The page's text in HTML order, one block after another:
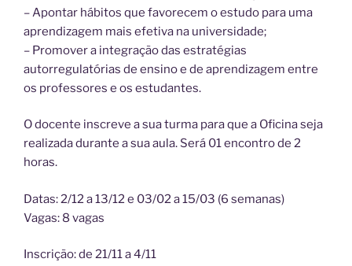
– Apontar hábitos que favorecem o estudo para uma
aprendizagem mais efetiva na universidade;
– Promover a integração das estratégias
autorregulatórias de ensino e de aprendizagem entre
os professores e os estudantes.
O docente inscreve a sua turma para que a Oficina seja
realizada durante a sua aula. Será 01 encontro de 2
horas.
Datas: 2/12 a 13/12 e 03/02 a 15/03 (6 semanas)
Vagas: 8 vagas
Inscrição: de 21/11 a 4/11